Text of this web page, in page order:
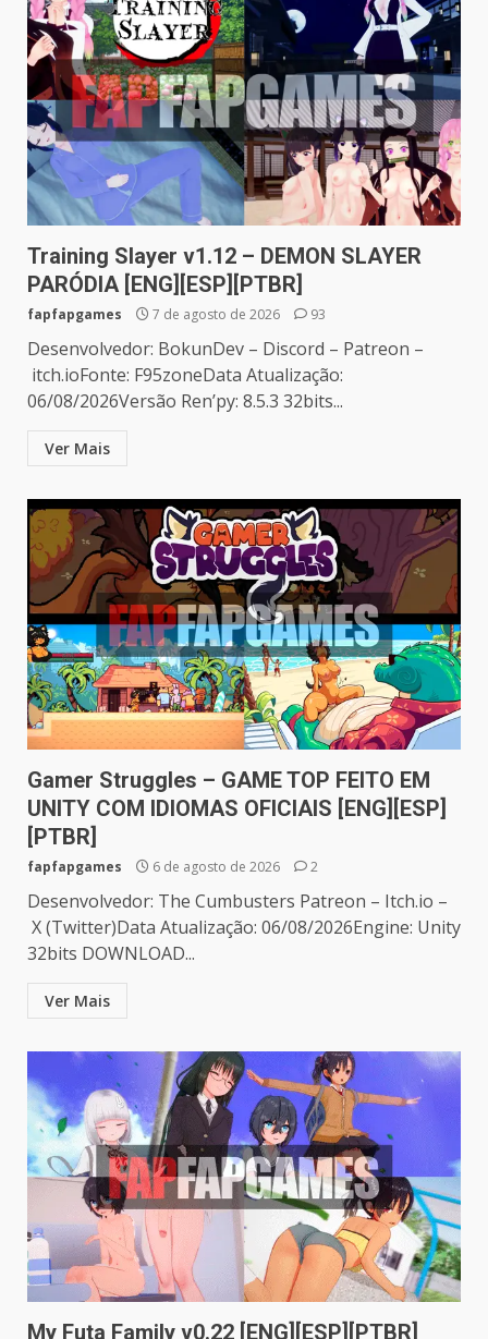
Training Slayer v1.12 – DEMON SLAYER
PARÓDIA [ENG][ESP][PTBR]
fapfapgames 7 de agosto de 2026 93
Desenvolvedor: BokunDev – Discord – Patreon –
itch.ioFonte: F95zoneData Atualização:
06/08/2026Versão Ren’py: 8.5.3 32bits...
Ver Mais
Gamer Struggles – GAME TOP FEITO EM
UNITY COM IDIOMAS OFICIAIS [ENG][ESP]
[PTBR]
fapfapgames 6 de agosto de 2026 2
Desenvolvedor: The Cumbusters Patreon – Itch.io –
X (Twitter)Data Atualização: 06/08/2026Engine: Unity
32bits DOWNLOAD...
Ver Mais
My Futa Family v0.22 [ENG][ESP][PTBR]